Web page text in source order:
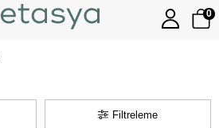
0
Filtreleme